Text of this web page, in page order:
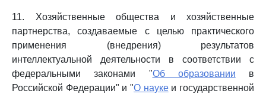
11. Хозяйственные общества и хозяйственные
партнерства, создаваемые с целью практического
применения (внедрения) результатов
интеллектуальной деятельности в соответствии с
федеральными законами "Об образовании в
Российской Федерации" и "О наукеи государственной